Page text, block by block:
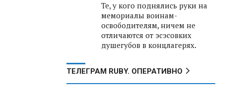
Те, у кого поднялись руки на
мемориалы воинам-
освободителям, ничем не
отличаются от эсэсовких
душегубов в концлагерях.
ТЕЛЕГРАМ RUBY. ОПЕРАТИВНО